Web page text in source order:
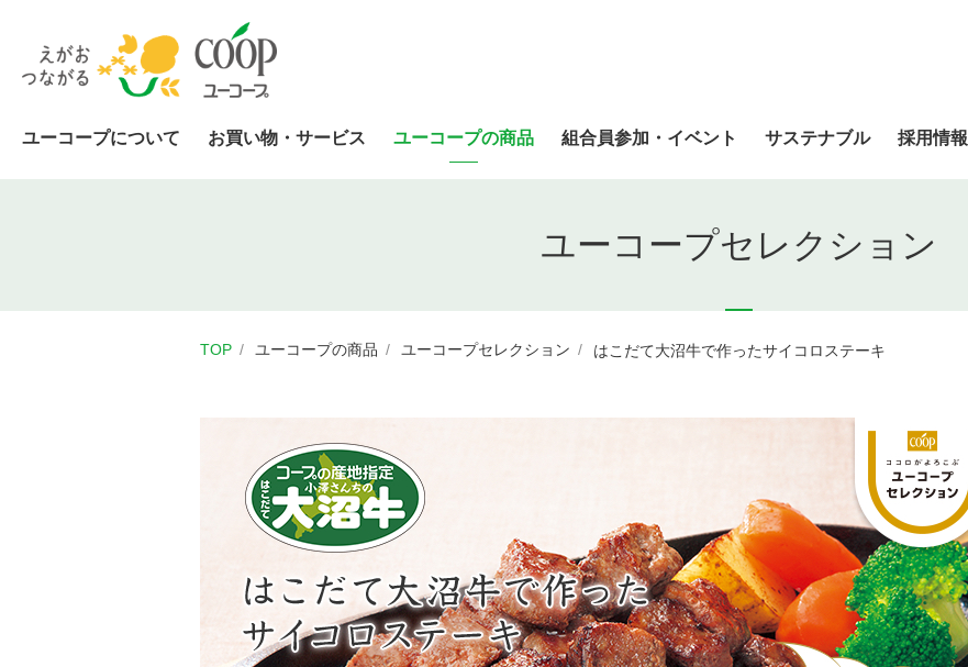
ユーコープについて お買い物・サービス ユーコープの商品 組合員参加・イベント サステナブル 採用情報
ユーコープセレクション
TOP ユーコープの商品 ユーコープセレクション はこだて大沼牛で作ったサイコロステーキ